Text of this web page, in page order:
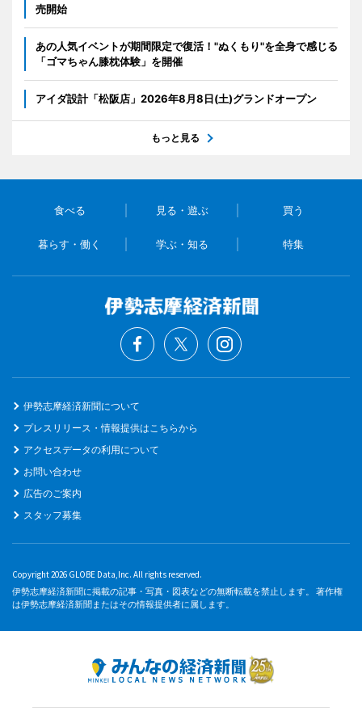
売開始
あの人気イベントが期間限定で復活！"ぬくもり"を全身で感じる
「ゴマちゃん膝枕体験」を開催
アイダ設計「松阪店」2026年8月8日(土)グランドオープン
もっと見る
食べる 見る・遊ぶ 買う
暮らす・働く 学ぶ・知る 特集
伊勢志摩経済新聞について
プレスリリース・情報提供はこちらから
アクセスデータの利用について
お問い合わせ
広告のご案内
スタッフ募集
Copyright 2026 GLOBE Data,Inc. All rights reserved.
伊勢志摩経済新聞に掲載の記事・写真・図表などの無断転載を禁止します。 著作権
は伊勢志摩経済新聞またはその情報提供者に属します。